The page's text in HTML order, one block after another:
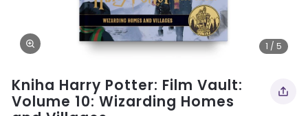
1 / 5
Kniha Harry Potter: Film Vault:
Volume 10: Wizarding Homes